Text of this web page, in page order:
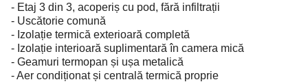
- Etaj 3 din 3, acoperiș cu pod, fără infiltrații
- Uscătorie comună
- Izolație termică exterioară completă
- Izolație interioară suplimentară în camera mică
- Geamuri termopan și ușa metalică
- Aer condiționat și centrală termică proprie